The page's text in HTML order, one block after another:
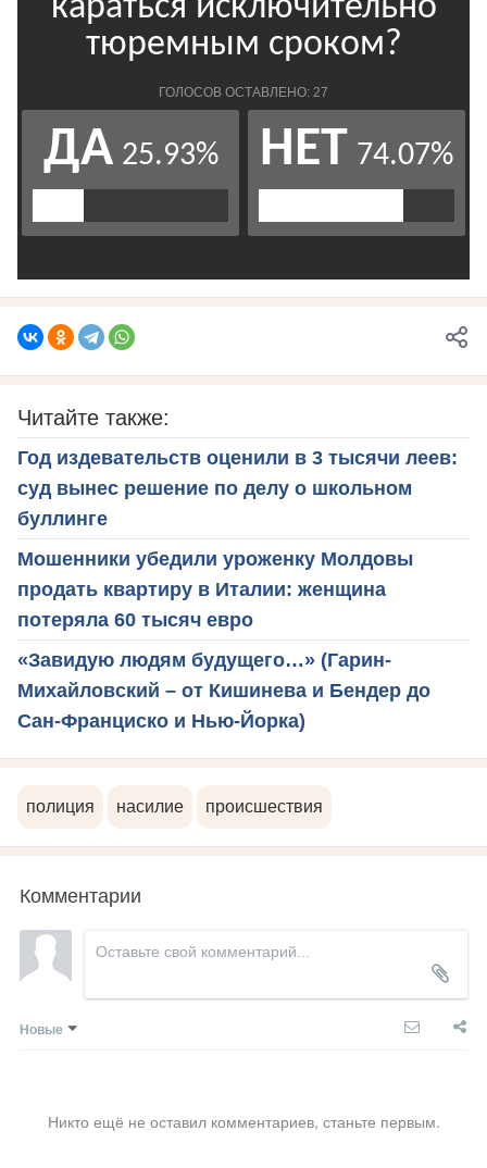
Читайте также:
Год издевательств оценили в 3 тысячи леев:
суд вынес решение по делу о школьном
буллинге
Мошенники убедили уроженку Молдовы
продать квартиру в Италии: женщина
потеряла 60 тысяч евро
«Завидую людям будущего…» (Гарин-
Михайловский – от Кишинева и Бендер до
Сан-Франциско и Нью-Йорка)
полиция насилие происшествия
Комментарии
Новые
Никто ещё не оставил комментариев, станьте первым.